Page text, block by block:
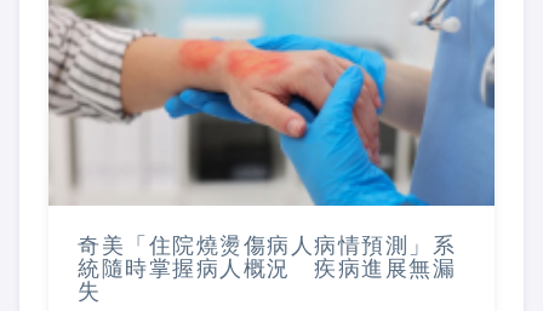
奇美「住院燒燙傷病人病情預測」系
統隨時掌握病人概況 疾病進展無漏
失